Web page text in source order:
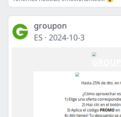
groupon
ES · 2024-10-3